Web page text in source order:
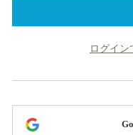
ログイン